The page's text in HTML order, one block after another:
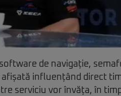
de navigație,
influențând direct
serviciu vor învăța, în